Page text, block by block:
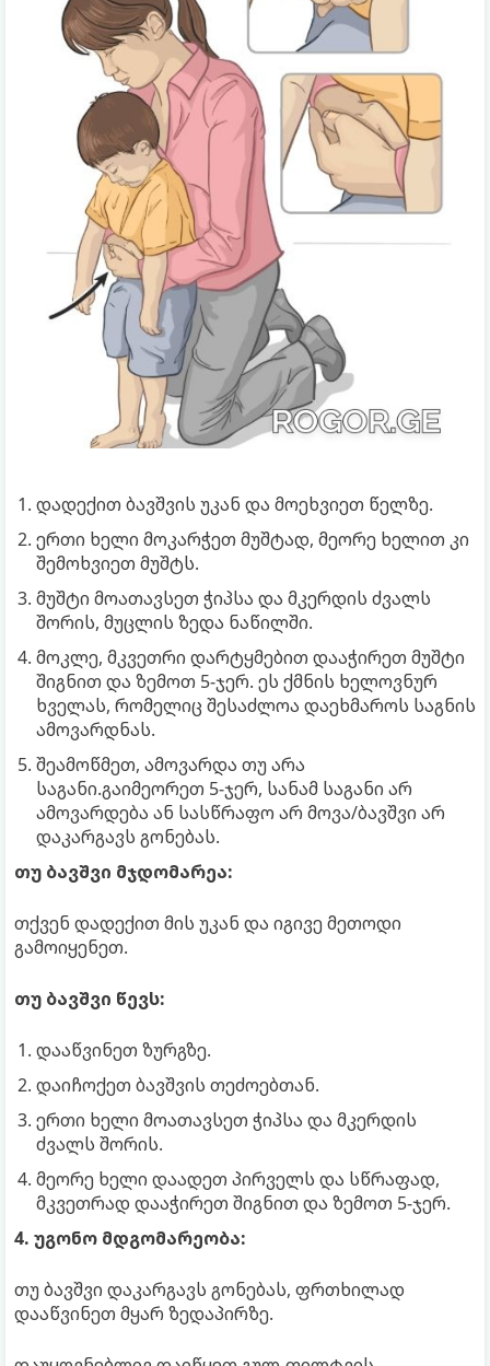
დადექით ბავშვის უკან და მოეხვიეთ წელზე.
ერთი ხელი მოკარჭეთ მუშტად, მეორე ხელით კი
შემოხვიეთ მუშტს.
მუშტი მოათავსეთ ჭიპსა და მკერდის ძვალს
შორის, მუცლის ზედა ნაწილში.
მოკლე, მკვეთრი დარტყმებით დააჭირეთ მუშტი
შიგნით და ზემოთ 5-ჯერ. ეს ქმნის ხელოვნურ
ხველას, რომელიც შესაძლოა დაეხმაროს საგნის
ამოვარდნას.
შეამოწმეთ, ამოვარდა თუ არა
საგანი.გაიმეორეთ 5-ჯერ, სანამ საგანი არ
ამოვარდება ან სასწრაფო არ მოვა/ბავშვი არ
დაკარგავს გონებას.
თუ ბავშვი მჯდომარეა:
თქვენ დადექით მის უკან და იგივე მეთოდი
გამოიყენეთ.
თუ ბავშვი წევს:
დააწვინეთ ზურგზე.
დაიჩოქეთ ბავშვის თეძოებთან.
ერთი ხელი მოათავსეთ ჭიპსა და მკერდის
ძვალს შორის.
მეორე ხელი დაადეთ პირველს და სწრაფად,
მკვეთრად დააჭირეთ შიგნით და ზემოთ 5-ჯერ.
4. უგონო მდგომარეობა:
თუ ბავშვი დაკარგავს გონებას, ფრთხილად
დააწვინეთ მყარ ზედაპირზე.